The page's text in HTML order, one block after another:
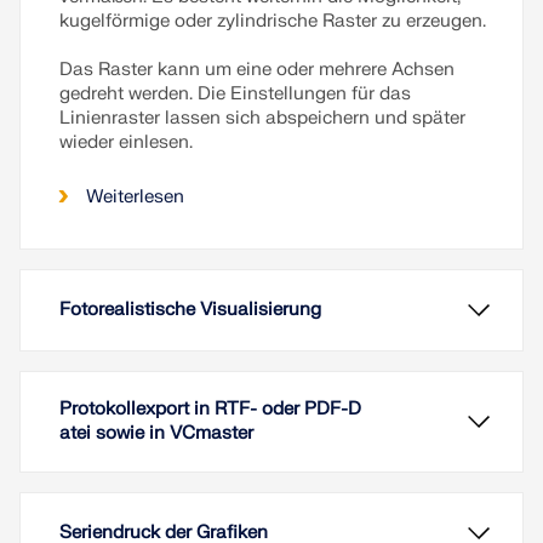
kugelförmige oder zylindrische Raster zu erzeugen.
Das Raster kann um eine oder mehrere Achsen
gedreht werden. Die Einstellungen für das
Linienraster lassen sich abspeichern und später
wieder einlesen.
Weiterlesen
Fotorealistische Visualisierung
Protokollexport in RTF- oder PDF-D
atei sowie in VCmaster
Seriendruck der Grafiken